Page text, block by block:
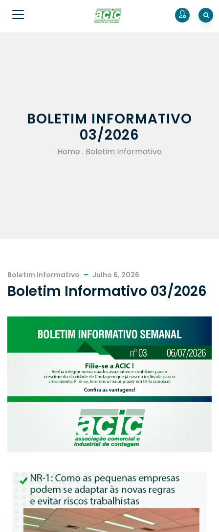
BOLETIM INFORMATIVO
03/2026
Home . Boletim Informativo
Boletim Informativo Julho 6, 2026
Boletim Informativo 03/2026